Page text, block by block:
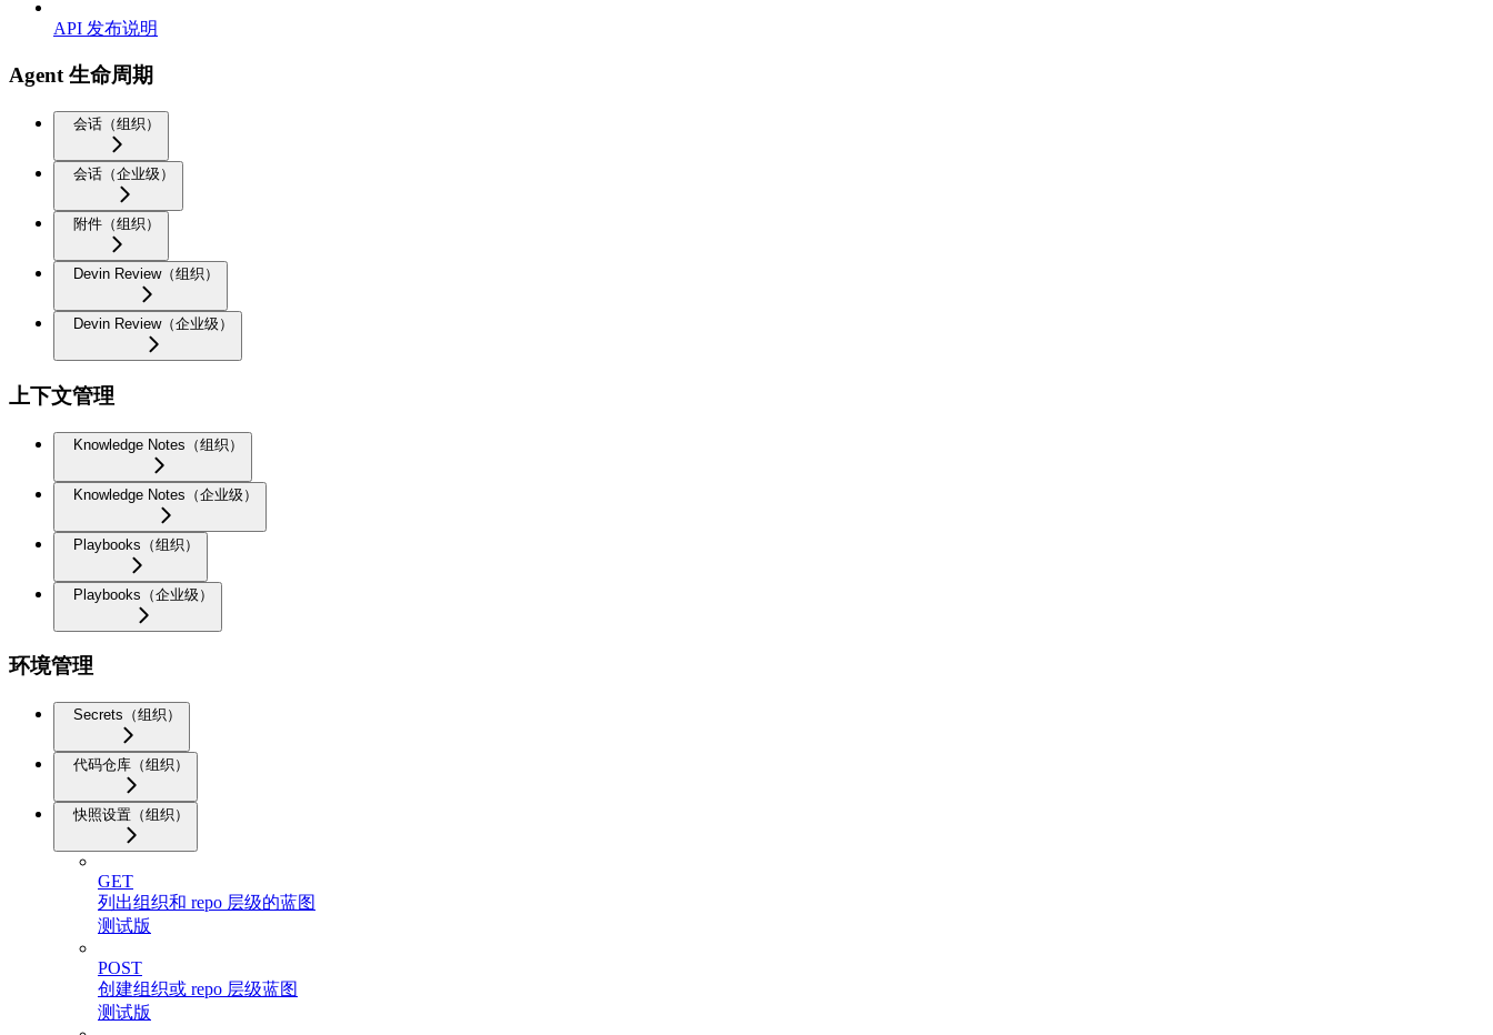
API 发布说明
Agent 生命周期
会话（组织）
会话（企业级）
附件（组织）
Devin Review（组织）
Devin Review（企业级）
上下文管理
Knowledge Notes（组织）
Knowledge Notes（企业级）
Playbooks（组织）
Playbooks（企业级）
环境管理
Secrets（组织）
代码仓库（组织）
快照设置（组织）
GET
列出组织和 repo 层级的蓝图
测试版
POST
创建组织或 repo 层级蓝图
测试版